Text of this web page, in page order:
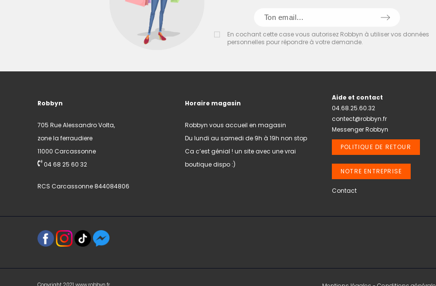
En cochant cette case vous autorisez Robbyn à utiliser vos données
personnelles pour répondre à votre demande.
Robbyn
705 Rue Alessandro Volta,
zone la ferraudiere
11000 Carcassonne
04 68 25 60 32
RCS Carcassonne 844084806
Horaire magasin
Robbyn vous accueil en magasin
Du lundi au samedi de 9h à 19h non stop
Ca c’est génial ! un site avec une vrai
boutique dispo :)
Aide et contact
04.68.25.60.32
contect@robbyn.fr
Messenger Robbyn
POLITIQUE DE RETOUR
NOTRE ENTREPRISE
Contact